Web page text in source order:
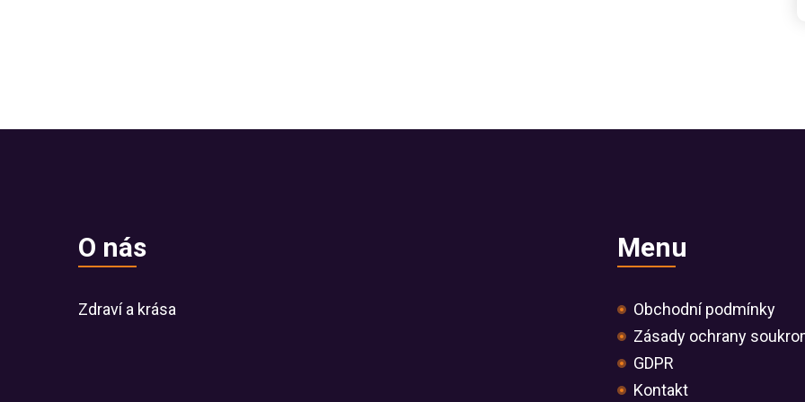
O nás
Zdraví a krása
Menu
Obchodní podmínky
Zásady ochrany
GDPR
Kontakt